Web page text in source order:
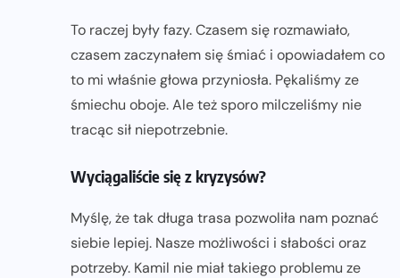
To raczej były fazy. Czasem się rozmawiało,
czasem zaczynałem się śmiać i opowiadałem co
to mi właśnie głowa przyniosła. Pękaliśmy ze
śmiechu oboje. Ale też sporo milczeliśmy nie
tracąc sił niepotrzebnie.
Wyciągaliście się z kryzysów?
Myślę, że tak długa trasa pozwoliła nam poznać
siebie lepiej. Nasze możliwości i słabości oraz
potrzeby. Kamil nie miał takiego problemu ze